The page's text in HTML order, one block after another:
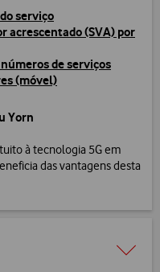
serviço
acrescentado (SVA) por
de serviços
(móvel)
Yorn
à tecnologia 5G em
das vantagens desta